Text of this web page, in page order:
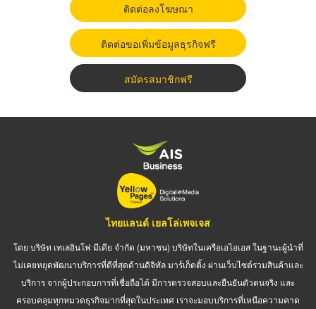
ติดต่อลงโฆษณา
ติดต่อขอเพิ่มข้อมูลธุรกิจฟรี
สมัครสมาชิกฟรี
ไทยแลนด์ เยลโล่เพจเจส
โดย บริษัท เทเลอินโฟ มีเดีย จำกัด (มหาชน) บริษัทในเครือเอไอเอส ในฐานะผู้นำที่
ไม่เคยหยุดพัฒนาบริการที่ดีที่สุดด้านดิจิทัล มาร์เก็ตติ้ง ผ่านเว็บไซต์รวมสินค้าและ
บริการ จากผู้ประกอบการที่เชื่อถือได้ มีการตรวจสอบและยืนยันตัวตนจริง และ
ครอบคลุมทุกหมวดธุรกิจมากที่สุดในประเทศ เราจะมอบบริการที่เหนือความคาด